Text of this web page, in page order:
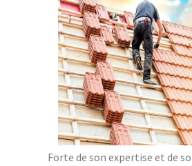
Forte de son expertise et de